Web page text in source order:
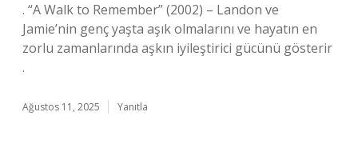
. “A Walk to Remember” (2002) – Landon ve
Jamie’nin genç yaşta aşık olmalarını ve hayatın en
zorlu zamanlarında aşkın iyileştirici gücünü gösterir
.
Ağustos 11, 2025 Yanıtla